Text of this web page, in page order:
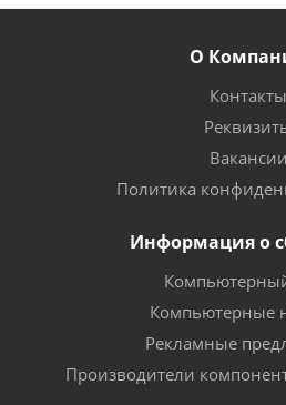
О
Контакты
Вакансии
Политика
Информация о
Компьютерные
Рекламные
Производители